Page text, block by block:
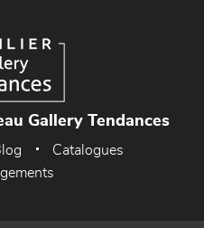
Gallery Tendances
Catalogues